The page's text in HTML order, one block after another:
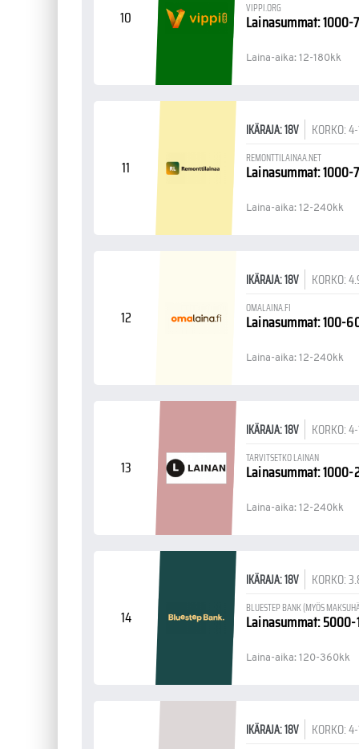
10 VIPPI.ORG
Lainasummat:
Laina-aika: 12-180kk
11
IKÄRAJA: 18V KORKO:
REMONTTILAINAA.NET
Lainasummat:
Laina-aika: 12-240kk
12
IKÄRAJA: 18V KORKO:
OMALAINA.FI
Lainasummat: 100-
Laina-aika: 12-240kk
13
IKÄRAJA: 18V KORKO:
TARVITSETKO LAINAN
Lainasummat:
Laina-aika: 12-240kk
14
IKÄRAJA: 18V KORKO:
BLUESTEP BANK (MYÖS
Lainasummat:
Laina-aika: 120-360kk
IKÄRAJA: 18V KORKO: